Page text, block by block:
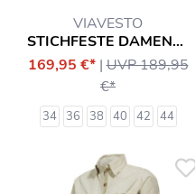
VIAVESTO
STICHFESTE DAMEN-ZIPP-HOSE EANES
169,95 €* |UVP 189,95
€*
34 36 38 40 42 44